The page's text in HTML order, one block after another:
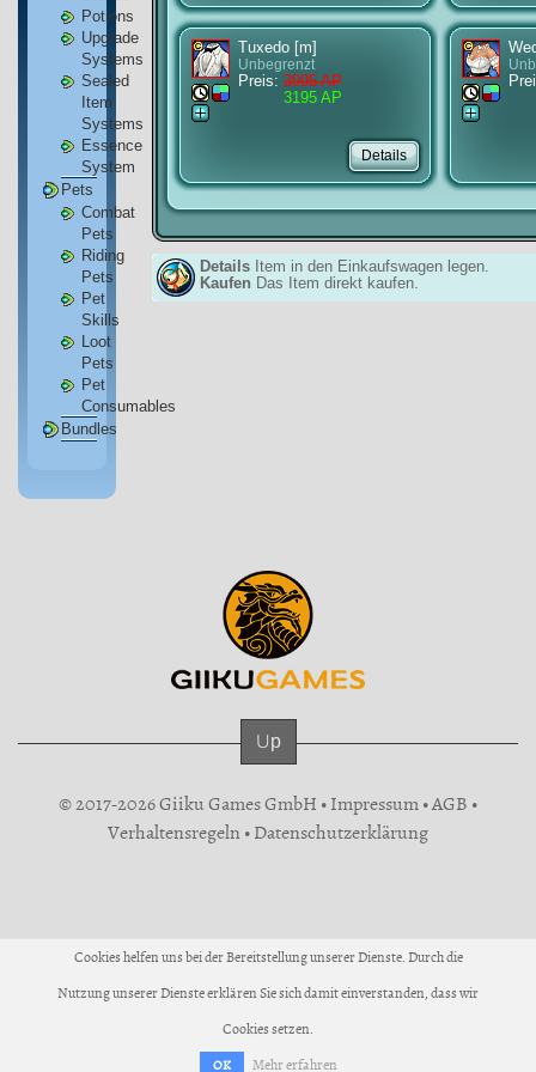
Potions
Upgrade
Systems
Sealed
Item
Systems
Essence
System
Pets
Combat
Pets
Riding
Pets
Pet
Skills
Loot
Pets
Pet
Consumables
Bundles
Tuxedo [m]
Unbegrenzt
Preis: 3995 AP
3195 AP
Details Item in den Einkaufswagen legen.
Kaufen Das Item direkt kaufen.
Up
© 2017-2026 Giiku Games GmbH •Impressum•AGB •
Verhaltensregeln•Datenschutzerklärung
Cookies helfen uns bei der Bereitstellung unserer Dienste. Durch die
Nutzung unserer Dienste erklären Sie sich damit einverstanden, dass wir
Cookies setzen.
OK Mehr erfahren